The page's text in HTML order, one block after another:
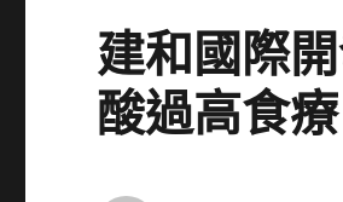
建和國際
酸過高食療